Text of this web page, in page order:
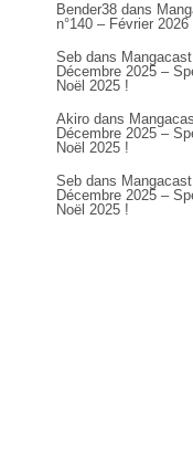
Bender38 dans
n°140 – Février 2026
Seb dans
Décembre 2025 –
Noël 2025 !
Akiro dans
Décembre 2025 –
Noël 2025 !
Seb dans
Décembre 2025 –
Noël 2025 !